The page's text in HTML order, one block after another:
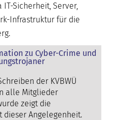
IT-Sicherheit, Server,
Infrastruktur für die
zu Cyber-Crime und
der KVBWÜ
alle Mitglieder
zeigt die
dieser Angelegenheit.